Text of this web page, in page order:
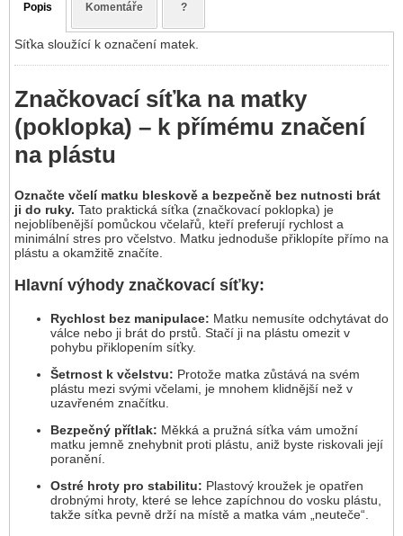
Popis Komentáře ?
Síťka sloužící k označení matek.
Značkovací síťka na matky
(poklopka) – k přímému značení
na plástu
Označte včelí matku bleskově a bezpečně bez nutnosti brát
ji do ruky. Tato praktická síťka (značkovací poklopka) je
nejoblíbenější pomůckou včelařů, kteří preferují rychlost a
minimální stres pro včelstvo. Matku jednoduše přiklopíte přímo na
plástu a okamžitě značíte.
Hlavní výhody značkovací síťky:
Rychlost bez manipulace: Matku nemusíte odchytávat do
válce nebo ji brát do prstů. Stačí ji na plástu omezit v
pohybu přiklopením síťky.
Šetrnost k včelstvu: Protože matka zůstává na svém
plástu mezi svými včelami, je mnohem klidnější než v
uzavřeném značítku.
Bezpečný přítlak: Měkká a pružná síťka vám umožní
matku jemně znehybnit proti plástu, aniž byste riskovali její
poranění.
Ostré hroty pro stabilitu: Plastový kroužek je opatřen
drobnými hroty, které se lehce zapíchnou do vosku plástu,
takže síťka pevně drží na místě a matka vám „neuteče“.